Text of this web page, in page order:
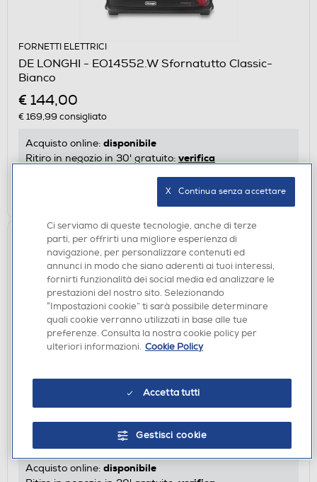
FORNETTI ELETTRICI
DE LONGHI - EO14552.W Sfornatutto Classic-
Bianco
€ 144,00
€ 169,99 consigliato
Acquisto online: disponibile
Ritiro in negozio in 30' gratuito: verifica
AGGIUNGI
DE LONGHI - Forno incasso elettrico NSM 7NL PPP
€ 399,99
Acquisto online: disponibile
Ci serviamo di queste tecnologie, anche di terze
parti, per offrirti una migliore esperienza di
navigazione, per personalizzare contenuti ed
annunci in modo che siano aderenti ai tuoi interessi,
fornirti funzionalità dei social media ed analizzare le
prestazioni del nostro sito. Selezionando
“Impostazioni cookie” ti sarà possibile determinare
quali cookie verranno utilizzati in base alle tue
preferenze. Consulta la nostra cookie policy per
ulteriori informazioni. Cookie Policy
Accetta tutti
Gestisci cookie
X   Continua senza accettare